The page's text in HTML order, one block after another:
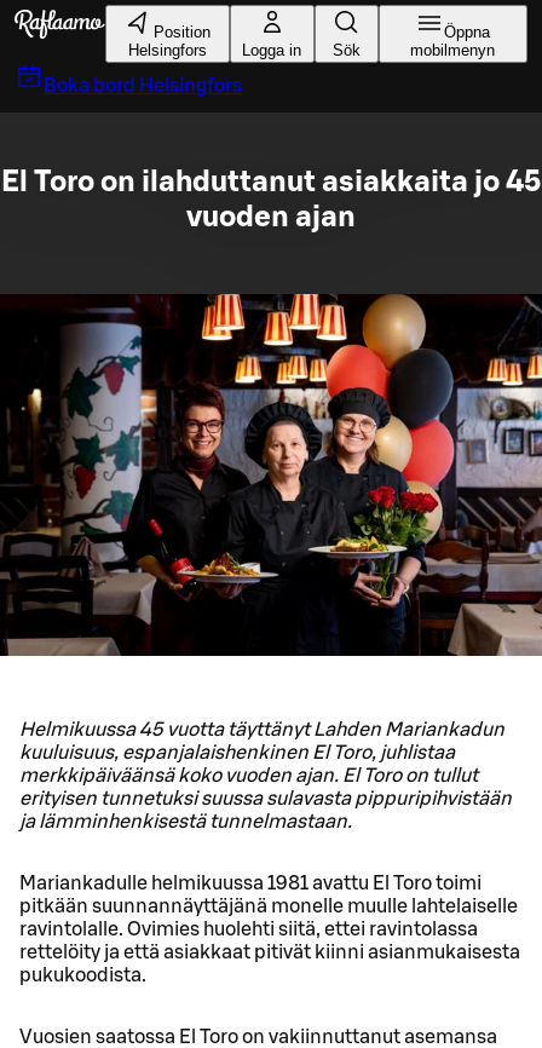
Gå till huvudinnehållet
Position
Helsingfors
Logga in Sök
Öppna
mobilmenyn
Boka bord Helsingfors
El Toro on ilahduttanut asiakkaita jo 45
vuoden ajan
Helmikuussa 45 vuotta täyttänyt Lahden Mariankadun
kuuluisuus, espanjalaishenkinen El Toro, juhlistaa
merkkipäiväänsä koko vuoden ajan. El Toro on tullut
erityisen tunnetuksi suussa sulavasta pippuripihvistään
ja lämminhenkisestä tunnelmastaan.
Mariankadulle helmikuussa 1981 avattu El Toro toimi
pitkään suunnannäyttäjänä monelle muulle lahtelaiselle
ravintolalle. Ovimies huolehti siitä, ettei ravintolassa
rettelöity ja että asiakkaat pitivät kiinni asianmukaisesta
pukukoodista.
Vuosien saatossa El Toro on vakiinnuttanut asemansa